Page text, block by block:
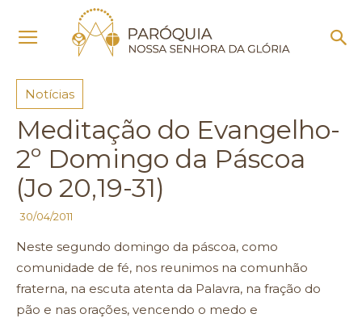
Notícias
Notícias
Meditação do Evangelho-
2º Domingo da Páscoa
(Jo 20,19-31)
30/04/2011
Neste segundo domingo da páscoa, como
comunidade de fé, nos reunimos na comunhão
fraterna, na escuta atenta da Palavra, na fração do
pão e nas orações, vencendo o medo e